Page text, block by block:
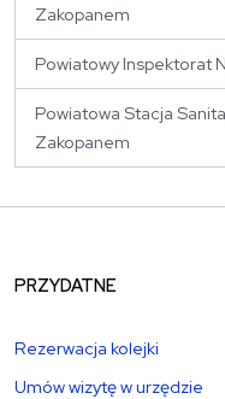
Zakopanem
Powiatowy Inspektorat
Powiatowa Stacja
Zakopanem
PRZYDATNE
Rezerwacja kolejki
Umów wizytę w urzędzie